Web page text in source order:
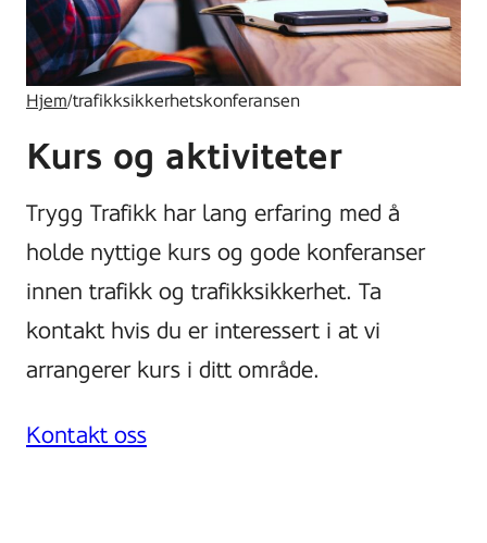
Hjem/trafikksikkerhetskonferansen
Kurs og aktiviteter
Trygg Trafikk har lang erfaring med å
holde nyttige kurs og gode konferanser
innen trafikk og trafikksikkerhet. Ta
kontakt hvis du er interessert i at vi
arrangerer kurs i ditt område.
Kontakt oss